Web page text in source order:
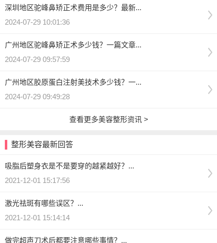
深圳地区驼峰鼻矫正术费用是多少？最新...
2024-07-29 10:01:36
广州地区驼峰鼻矫正术多少钱？一篇文章...
2024-07-29 09:57:59
广州地区胶原蛋白注射美技术多少钱？一...
2024-07-29 09:49:28
查看更多美容整形资讯 >
整形美容最新回答
吸脂后塑身衣是不是要穿的越紧越好？...
2021-12-01 15:17:56
激光祛斑有哪些误区？...
2021-12-01 15:14:14
做完超声刀术后都要注意哪些事情？...